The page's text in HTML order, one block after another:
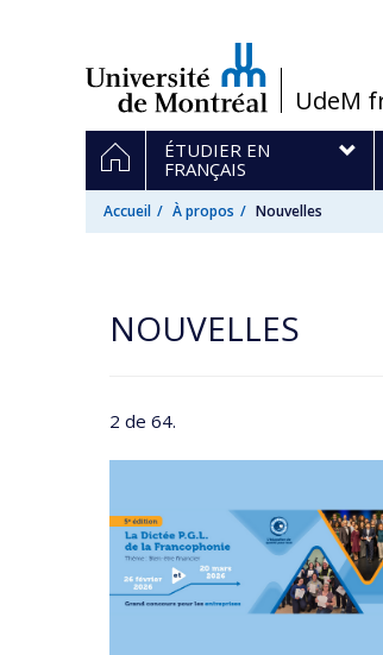
/UdeM
Navigation
principale
ACCUEIL
ÉTUDIER EN
FRANÇAIS
Accueil À propos Nouvelles
NOUVELLES
2 de 64.